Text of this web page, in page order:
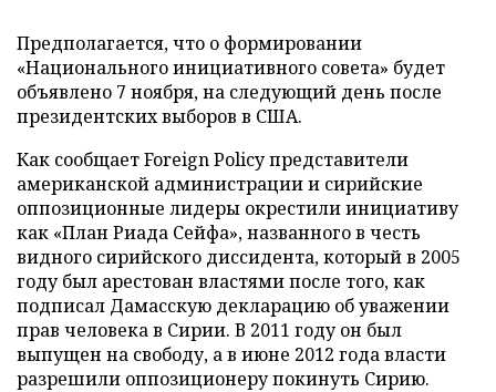
Предполагается, что о формировании
«Национального инициативного совета» будет
объявлено 7 ноября, на следующий день после
президентских выборов в США.
Как сообщает Foreign Policy представители
американской администрации и сирийские
оппозиционные лидеры окрестили инициативу
как «План Риада Сейфа», названного в честь
видного сирийского диссидента, который в 2005
году был арестован властями после того, как
подписал Дамасскую декларацию об уважении
прав человека в Сирии. В 2011 году он был
выпущен на свободу, а в июне 2012 года власти
разрешили оппозиционеру покинуть Сирию.